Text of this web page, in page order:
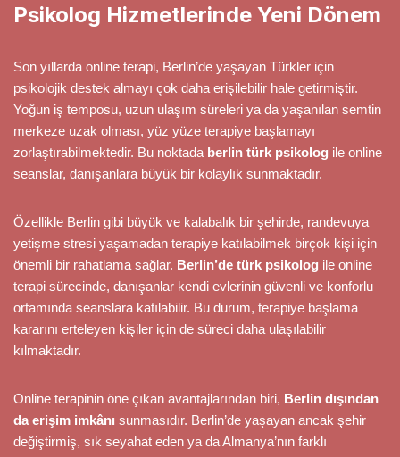
Psikolog Hizmetlerinde Yeni Dönem
Son yıllarda online terapi, Berlin’de yaşayan Türkler için
psikolojik destek almayı çok daha erişilebilir hale getirmiştir.
Yoğun iş temposu, uzun ulaşım süreleri ya da yaşanılan semtin
merkeze uzak olması, yüz yüze terapiye başlamayı
zorlaştırabilmektedir. Bu noktada berlin türk psikolog ile online
seanslar, danışanlara büyük bir kolaylık sunmaktadır.
Özellikle Berlin gibi büyük ve kalabalık bir şehirde, randevuya
yetişme stresi yaşamadan terapiye katılabilmek birçok kişi için
önemli bir rahatlama sağlar. Berlin’de türk psikolog ile online
terapi sürecinde, danışanlar kendi evlerinin güvenli ve konforlu
ortamında seanslara katılabilir. Bu durum, terapiye başlama
kararını erteleyen kişiler için de süreci daha ulaşılabilir
kılmaktadır.
Online terapinin öne çıkan avantajlarından biri, Berlin dışından
da erişim imkânı sunmasıdır. Berlin’de yaşayan ancak şehir
değiştirmiş, sık seyahat eden ya da Almanya’nın farklı